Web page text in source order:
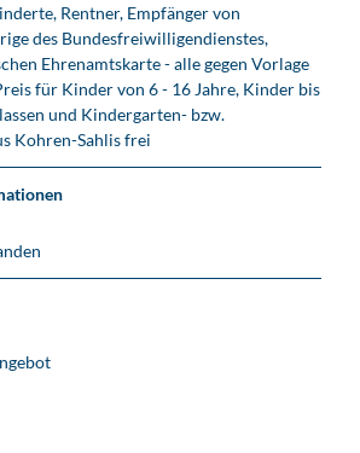
Rentner, Empfänger von
des Bundesfreiwilligendienstes,
Ehrenamtskarte - alle gegen Vorlage
für Kinder von 6 - 16 Jahre, Kinder bis
und Kindergarten- bzw.
Kohren-Sahlis frei